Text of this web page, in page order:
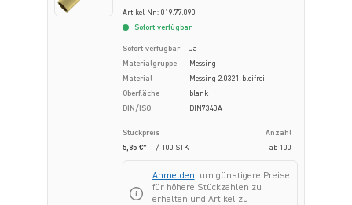
Artikel-Nr.: 019.77.090
Sofort verfügbar
Sofort verfügbar
Ja
Materialgruppe
Messing
Material
Messing 2.0321 bleifrei
Oberfläche
blank
DIN/ISO
DIN7340A
Stückpreis
Anzahl
5,85 €*
/ 100 STK ab 100
Anmelden, um günstigere Preise
für höhere Stückzahlen zu
erhalten und Artikel zu